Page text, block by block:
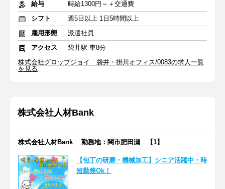
給与
時給1300円～＋交通費
シフト
週5日以上 1日5時間以上
雇用形態
派遣社員
アクセス
袋井駅 車8分
株式会社グロップジョイ 袋井・掛川オフィス/0083の求人一覧
を見る
株式会社人材Bank
株式会社人材Bank 勤務地：関市肥田瀬 【1】
【包丁の研磨・機械加工】シニア活躍中・時
短勤務Ok！